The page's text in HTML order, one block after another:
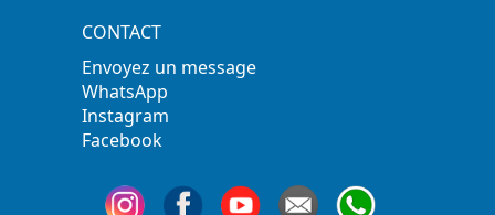
CONTACT
Envoyez un message
WhatsApp
Instagram
Facebook